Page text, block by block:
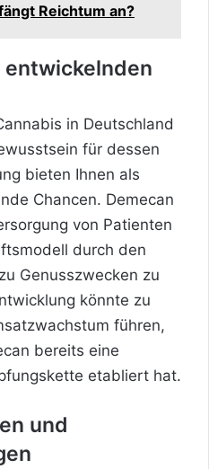
Reichtum an?
entwickelnden
in Deutschland
für dessen
bieten Ihnen als
Chancen. Demecan
von Patienten
durch den
Genusszwecken zu
könnte zu
führen,
bereits eine
etabliert hat.
und